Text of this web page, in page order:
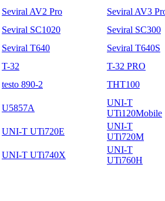
Seviral AV2 Pro Seviral AV3
Seviral SC1020 Seviral SC300
Seviral T640 Seviral T640S
T-32 T-32 PRO
testo 890-2 THT100
U5857A
UNI-T
UTi120Mobile
UNI-T UTi720E
UNI-T
UTi720M
UNI-T UTi740X
UNI-T
UTi760H